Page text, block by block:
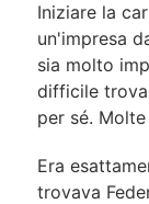
Iniziare la
un'impresa
sia molto
difficile
per sé.
Era
trovava